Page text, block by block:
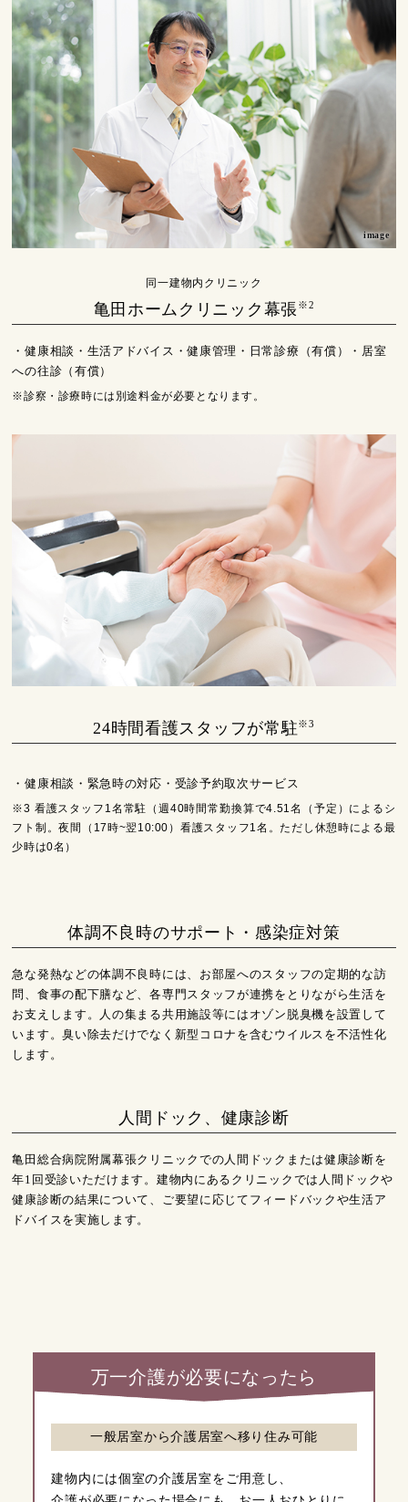
image
同一建物内クリニック
亀田ホームクリニック幕張 ※2
・健康相談・生活アドバイス・健康管理・日常診療（有償）・居室
への往診（有償）
※診察・診療時には別途料金が必要となります。
24時間看護スタッフが常駐※3
・健康相談・緊急時の対応・受診予約取次サービス
※3 看護スタッフ1名常駐（週40時間常勤換算で4.51名（予定）によるシ
フト制。夜間（17時~翌10:00）看護スタッフ1名。ただし休憩時による最
少時は0名）
体調不良時のサポート・感染症対策
急な発熱などの体調不良時には、お部屋へのスタッフの定期的な訪
問、食事の配下膳など、各専門スタッフが連携をとりながら生活を
お支えします。人の集まる共用施設等にはオゾン脱臭機を設置して
います。臭い除去だけでなく新型コロナを含むウイルスを不活性化
します。
人間ドック、健康診断
亀田総合病院附属幕張クリニックでの人間ドックまたは健康診断を
年1回受診いただけます。建物内にあるクリニックでは人間ドックや
健康診断の結果について、ご要望に応じてフィードバックや生活ア
ドバイスを実施します。
万一介護が必要になったら
一般居室から介護居室へ移り住み可能
建物内には個室の介護居室をご用意し、